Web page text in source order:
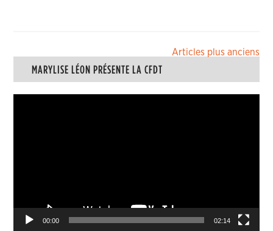
Navigation
des
articles
Articles plus anciens
MARYLISE LÉON PRÉSENTE LA CFDT
00:00 02:14